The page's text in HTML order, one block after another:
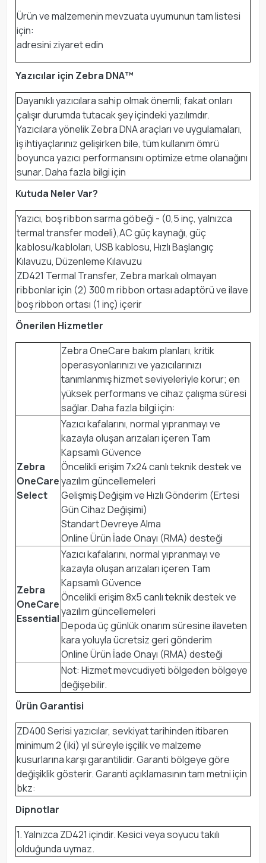
Ürün ve malzemenin mevzuata uyumunun tam listesi
için:
adresini ziyaret edin
Yazıcılar için Zebra DNA™
Dayanıklı yazıcılara sahip olmak önemli; fakat onları
çalışır durumda tutacak şey içindeki yazılımdır.
Yazıcılara yönelik Zebra DNA araçları ve uygulamaları,
iş ihtiyaçlarınız gelişirken bile, tüm kullanım ömrü
boyunca yazıcı performansını optimize etme olanağını
sunar. Daha fazla bilgi için
Kutuda Neler Var?
Yazıcı, boş ribbon sarma göbeği - (0,5 inç, yalnızca
termal transfer modeli),AC güç kaynağı, güç
kablosu/kabloları, USB kablosu, Hızlı Başlangıç
Kılavuzu, Düzenleme Kılavuzu
ZD421 Termal Transfer, Zebra markalı olmayan
ribbonlar için (2) 300 m ribbon ortası adaptörü ve ilave
boş ribbon ortası (1 inç) içerir
Önerilen Hizmetler
Zebra OneCare bakım planları, kritik
operasyonlarınızı ve yazıcılarınızı
tanımlanmış hizmet seviyeleriyle korur; en
yüksek performans ve cihaz çalışma süresi
sağlar. Daha fazla bilgi için:
Zebra
OneCare
Select
Yazıcı kafalarını, normal yıpranmayı ve
kazayla oluşan arızaları içeren Tam
Kapsamlı Güvence
Öncelikli erişim 7x24 canlı teknik destek ve
yazılım güncellemeleri
Gelişmiş Değişim ve Hızlı Gönderim (Ertesi
Gün Cihaz Değişimi)
Standart Devreye Alma
Online Ürün İade Onayı (RMA) desteği
Zebra
OneCare
Essential
Yazıcı kafalarını, normal yıpranmayı ve
kazayla oluşan arızaları içeren Tam
Kapsamlı Güvence
Öncelikli erişim 8x5 canlı teknik destek ve
yazılım güncellemeleri
Depoda üç günlük onarım süresine ilaveten
kara yoluyla ücretsiz geri gönderim
Online Ürün İade Onayı (RMA) desteği
Not: Hizmet mevcudiyeti bölgeden bölgeye
değişebilir.
Ürün Garantisi
ZD400 Serisi yazıcılar, sevkiyat tarihinden itibaren
minimum 2 (iki) yıl süreyle işçilik ve malzeme
kusurlarına karşı garantilidir. Garanti bölgeye göre
değişiklik gösterir. Garanti açıklamasının tam metni için
bkz:
Dipnotlar
1. Yalnızca ZD421 içindir. Kesici veya soyucu takılı
olduğunda uymaz.